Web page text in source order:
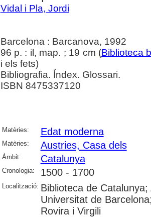
Vidal i Pla, Jordi
Barcelona : Barcanova, 1992
96 p. : il, map. ; 19 cm (Biblioteca
i els fets)
Bibliografia. Índex. Glossari.
ISBN 8475337120
Matèries: Edat moderna
Matèries: Austries, Casa dels
Àmbit: Catalunya
Cronologia: 1500 - 1700
Localització: Biblioteca de
Universitat de
Rovira i Virgili